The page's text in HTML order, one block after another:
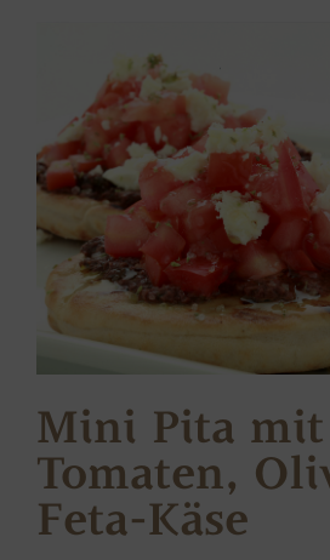
Mini Pita mit
Tomaten,
Feta-Käse